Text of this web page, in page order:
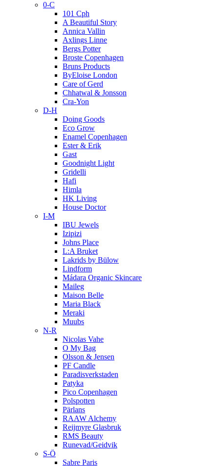
0-C
101 Cph
A Beautiful Story
Annica Vallin
Axlings Linne
Bergs Potter
Broste Copenhagen
Bruns Products
ByEloise London
Care of Gerd
Chhatwal & Jonsson
Cra-Yon
D-H
Doing Goods
Eco Grow
Enamel Copenhagen
Ester & Erik
Gast
Goodnight Light
Gridelli
Hafi
Himla
HK Living
House Doctor
I-M
IBU Jewels
Izipizi
Johns Place
L:A Bruket
Lakrids by Bülow
Lindform
Mádara Organic Skincare
Maileg
Maison Belle
Maria Black
Meraki
Muubs
N-R
Nicolas Vahe
O My Bag
Olsson & Jensen
PF Candle
Paradisverkstaden
Patyka
Pico Copenhagen
Polspotten
Pärlans
RAAW Alchemy
Reijmyre Glasbruk
RMS Beauty
Runevad/Geidvik
S-Ö
Sabre Paris